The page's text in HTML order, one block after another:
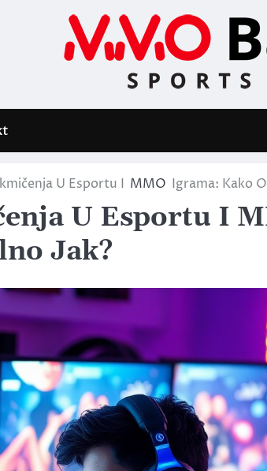
U Esportu I MMO Igrama: Kako
U Esportu I
Jak?